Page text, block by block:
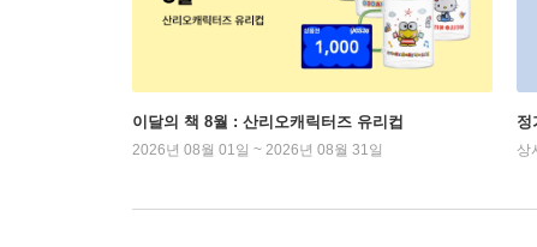
이달의 책 8월 : 산리오캐릭터즈 유리컵
2026년 08월 01일 ~ 2026년 08월 31일
정
상